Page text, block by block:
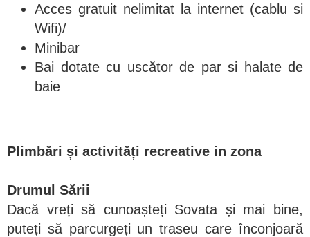
Acces gratuit nelimitat la internet (cablu si
Wifi)/
Minibar
Bai dotate cu uscător de par si halate de
baie
Plimbări și activități recreative in zona
Drumul Sării
Dacă vreți să cunoașteți Sovata și mai bine,
puteți să parcurgeți un traseu care înconjoară